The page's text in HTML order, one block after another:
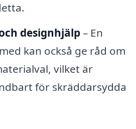
designhjälp– En
kan också ge råd om
vilket är
för skräddarsydda